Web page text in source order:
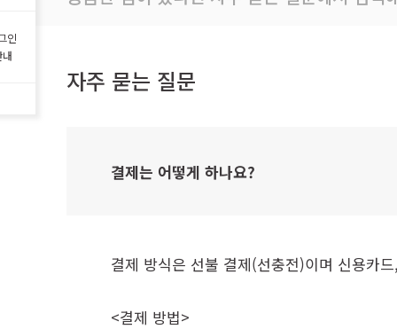
인
자주 묻는 질문
결제는 어떻게 하나요?
결제 방식은 선불 결제(선충전)이며 신용카
<결제 방법>